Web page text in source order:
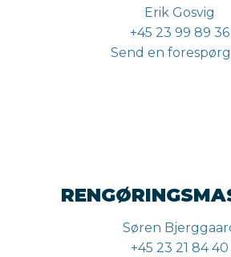
Erik Gosvig
+45 23 99 89 36
Send en
Søren
+45 23 21 84 40